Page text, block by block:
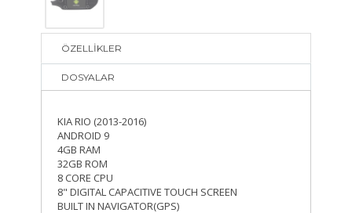
ÖZELLİKLER
DOSYALAR
KIA RIO (2013-2016)
ANDROID 9
4GB RAM
32GB ROM
8 CORE CPU
8" DIGITAL CAPACITIVE TOUCH SCREEN
BUILT IN NAVIGATOR(GPS)